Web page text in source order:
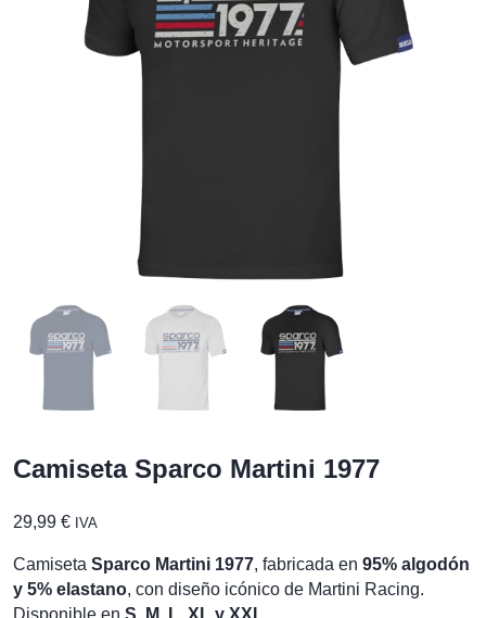
Camiseta Sparco Martini 1977
29,99 € IVA
Camiseta Sparco Martini 1977, fabricada en 95% algodón
y 5% elastano, con diseño icónico de Martini Racing.
Disponible en S, M, L, XL y XXL.